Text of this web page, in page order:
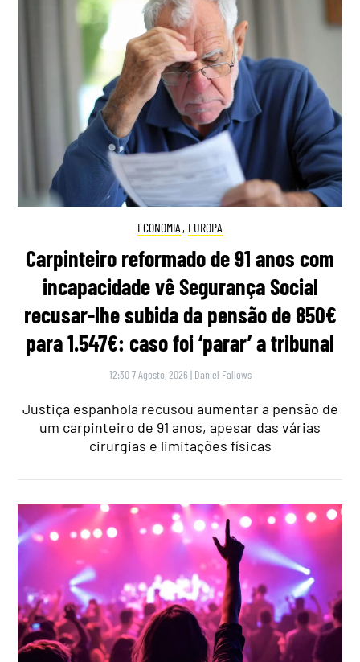
ECONOMIA , EUROPA
Carpinteiro reformado de 91 anos com
incapacidade vê Segurança Social
recusar-lhe subida da pensão de 850€
para 1.547€: caso foi ‘parar’ a tribunal
12:30 7 Agosto, 2026 | Daniel Fallows
Justiça espanhola recusou aumentar a pensão de
um carpinteiro de 91 anos, apesar das várias
cirurgias e limitações físicas